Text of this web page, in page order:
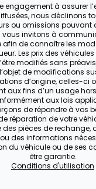
engagement à assurer
nous déclinons
ou omissions pouvant
vous invitons à
de connaître les
Les prix des
modifiés sans
de modifications
d’origine, celles-ci
aux fins d’un usage
aux lois
de répondre à vos
réparation de votre
pièces de rechange,
des informations
du véhicule ou de ses
être garantie.
Conditions d'utilisation